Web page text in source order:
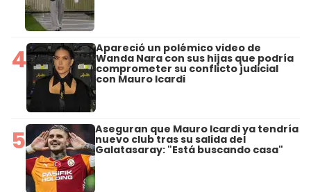
4 Apareció un polémico video de
Wanda Nara con sus hijas que podría
comprometer su conflicto judicial
con Mauro Icardi
5 Aseguran que Mauro Icardi ya tendría
nuevo club tras su salida del
Galatasaray: "Está buscando casa"